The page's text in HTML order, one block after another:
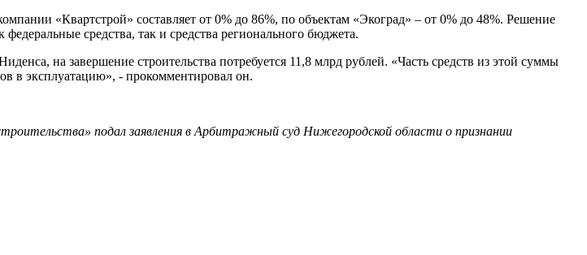
«Квартстрой» составляет от 0% до 86%, по объектам «Экоград» – от 0% до 48%. Решение
средства, так и средства регионального бюджета.
на завершение строительства потребуется 11,8 млрд рублей. «Часть средств из этой суммы
в эксплуатацию», - прокомментировал он.
подал заявления в Арбитражный суд Нижегородской области о признании